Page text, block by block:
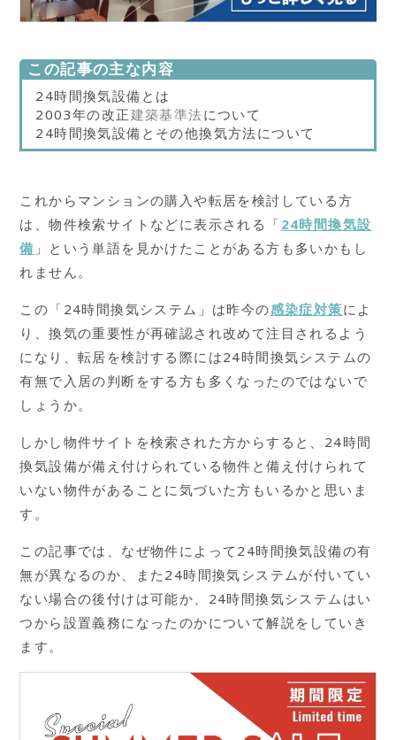
この記事の主な内容
24時間換気設備とは
2003年の改正建築基準法について
24時間換気設備とその他換気方法について
これからマンションの購入や転居を検討している方
は、物件検索サイトなどに表示される「 24時間換気設
備 」という単語を見かけたことがある方も多いかもし
れません。
この「24時間換気システム」は昨今の感染症対策によ
り、換気の重要性が再確認され改めて注目されるよう
になり、転居を検討する際には24時間換気システムの
有無で入居の判断をする方も多くなったのではないで
しょうか。
しかし物件サイトを検索された方からすると、24時間
換気設備が備え付けられている物件と備え付けられて
いない物件があることに気づいた方もいるかと思いま
す。
この記事では、なぜ物件によって24時間換気設備の有
無が異なるのか、また24時間換気システムが付いてい
ない場合の後付けは可能か、24時間換気システムはい
つから設置義務になったのかについて解説をしていき
ます。